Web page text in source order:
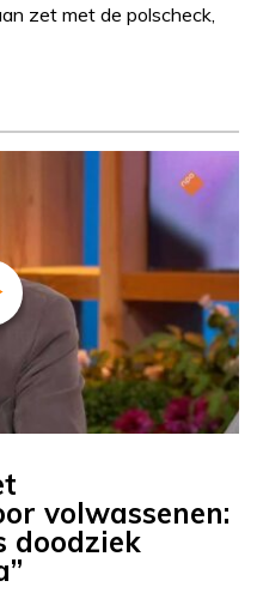
zet met de polscheck,
volwassenen:
doodziek